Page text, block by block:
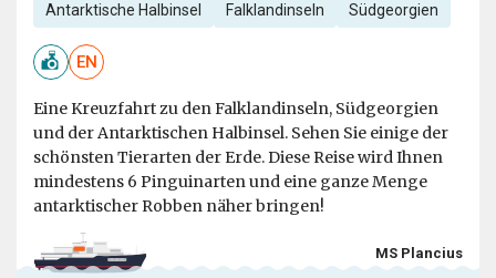
Antarktische Halbinsel Falklandinseln Südgeorgien
EN
Eine Kreuzfahrt zu den Falklandinseln, Südgeorgien
und der Antarktischen Halbinsel. Sehen Sie einige der
schönsten Tierarten der Erde. Diese Reise wird Ihnen
mindestens 6 Pinguinarten und eine ganze Menge
antarktischer Robben näher bringen!
MS Plancius